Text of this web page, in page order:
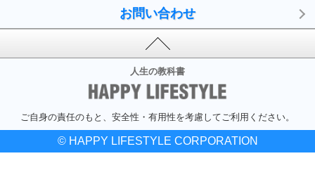
お問い合わせ
人生の教科書
ご自身の責任のもと、安全性・有用性を考慮してご利用ください。
© HAPPY LIFESTYLE CORPORATION